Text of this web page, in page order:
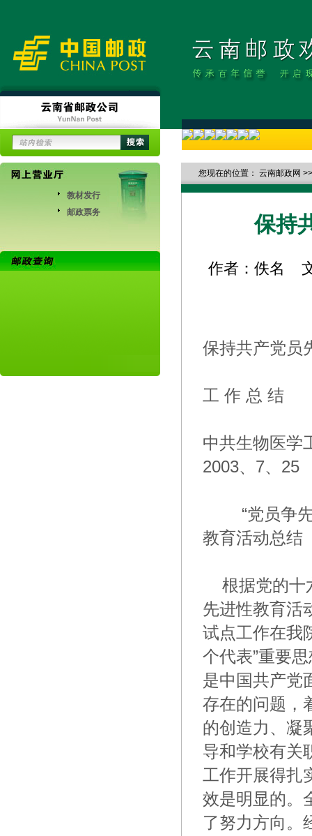
教材发行
邮政票务
您现在的位置： 云南邮政网
保持
作者：佚名
保持共产党员
工 作 总 结
中共生物医学
2003、7、25
“党员争先
教育活动总结
根据党的十
先进性教育活
试点工作在我
个代表”重要
是中国共产党
存在的问题，
的创造力、凝
导和学校有关
工作开展得扎
效是明显的。
了努力方向。